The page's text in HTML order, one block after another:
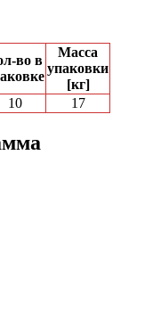
вo в
Масса
упаковки
[кг]
10 17